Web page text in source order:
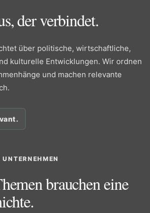
der verbindet.
über politische, wirtschaftliche,
kulturelle Entwicklungen. Wir ordnen
und machen relevante
brauchen eine